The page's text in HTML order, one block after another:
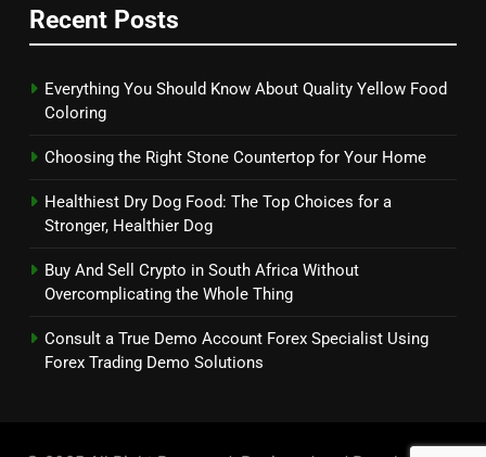
Recent Posts
Everything You Should Know About Quality Yellow Food
Coloring
Choosing the Right Stone Countertop for Your Home
Healthiest Dry Dog Food: The Top Choices for a
Stronger, Healthier Dog
Buy And Sell Crypto in South Africa Without
Overcomplicating the Whole Thing
Consult a True Demo Account Forex Specialist Using
Forex Trading Demo Solutions